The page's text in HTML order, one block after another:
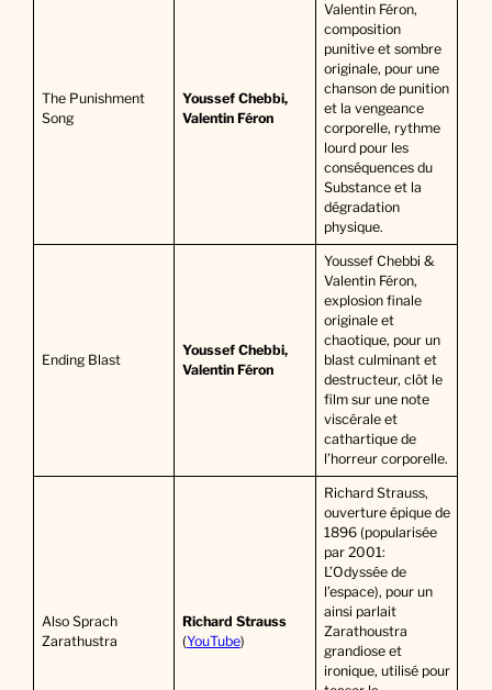
The Punishment
Song
Youssef Chebbi,
Valentin Féron
Valentin Féron,
composition
punitive et sombre
originale, pour une
chanson de punition
et la vengeance
corporelle, rythme
lourd pour les
conséquences du
Substance et la
dégradation
physique.
Ending Blast
Youssef Chebbi,
Valentin Féron
Youssef Chebbi &
Valentin Féron,
explosion finale
originale et
chaotique, pour un
blast culminant et
destructeur, clôt le
film sur une note
viscérale et
cathartique de
l’horreur corporelle.
Also Sprach
Zarathustra
Richard Strauss
(YouTube)
Richard Strauss,
ouverture épique de
1896 (popularisée
par 2001:
L’Odyssée de
l’espace), pour un
ainsi parlait
Zarathoustra
grandiose et
ironique, utilisé pour